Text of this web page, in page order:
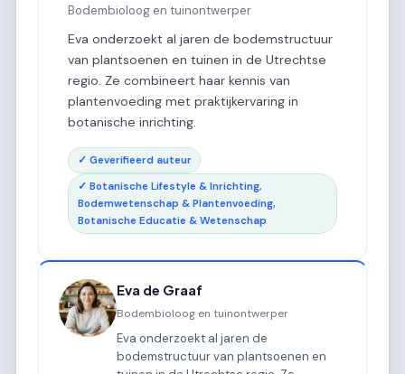
Bodembioloog en tuinontwerper
Eva onderzoekt al jaren de bodemstructuur
van plantsoenen en tuinen in de Utrechtse
regio. Ze combineert haar kennis van
plantenvoeding met praktijkervaring in
botanische inrichting.
✓ Geverifieerd auteur
✓ Botanische Lifestyle & Inrichting,
Bodemwetenschap & Plantenvoeding,
Botanische Educatie & Wetenschap
Eva de Graaf
Bodembioloog en tuinontwerper
Eva onderzoekt al jaren de
bodemstructuur van plantsoenen en